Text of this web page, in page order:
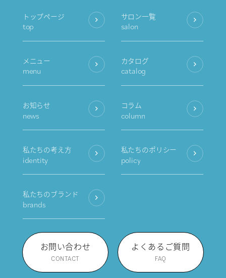
トップページ
top
サロン一覧
salon
メニュー
menu
カタログ
catalog
お知らせ
news
コラム
column
私たちの考え方
identity
私たちのポリシー
policy
私たちのブランド
brands
お問い合わせ
CONTACT
よくあるご質問
FAQ